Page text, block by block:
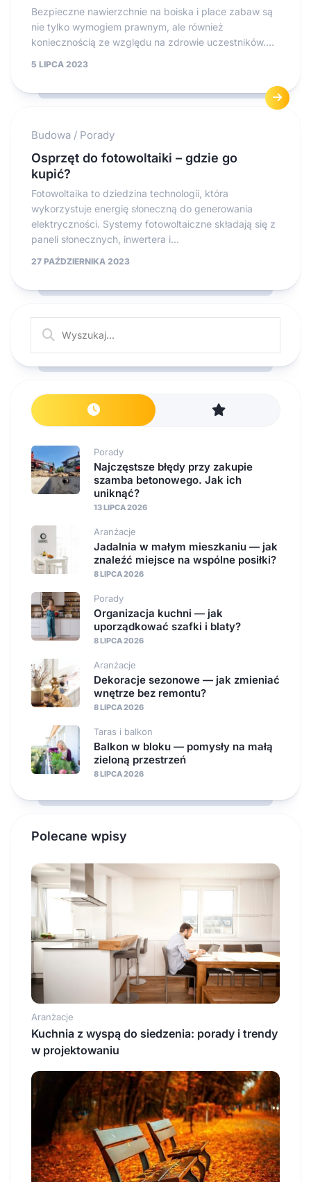
Bezpieczne nawierzchnie na boiska i place zabaw są
nie tylko wymogiem prawnym, ale również
koniecznością ze względu na zdrowie uczestników....
5 LIPCA 2023
Budowa / Porady
Osprzęt do fotowoltaiki – gdzie go
kupić?
Fotowoltaika to dziedzina technologii, która
wykorzystuje energię słoneczną do generowania
elektryczności. Systemy fotowoltaiczne składają się z
paneli słonecznych, inwertera i...
27 PAŹDZIERNIKA 2023
Porady
Najczęstsze błędy przy zakupie
szamba betonowego. Jak ich
uniknąć?
13 LIPCA 2026
Aranżacje
Jadalnia w małym mieszkaniu — jak
znaleźć miejsce na wspólne posiłki?
8 LIPCA 2026
Porady
Organizacja kuchni — jak
uporządkować szafki i blaty?
8 LIPCA 2026
Aranżacje
Dekoracje sezonowe — jak zmieniać
wnętrze bez remontu?
8 LIPCA 2026
Taras i balkon
Balkon w bloku — pomysły na małą
zieloną przestrzeń
8 LIPCA 2026
Polecane wpisy
Aranżacje
Kuchnia z wyspą do siedzenia: porady i trendy
w projektowaniu